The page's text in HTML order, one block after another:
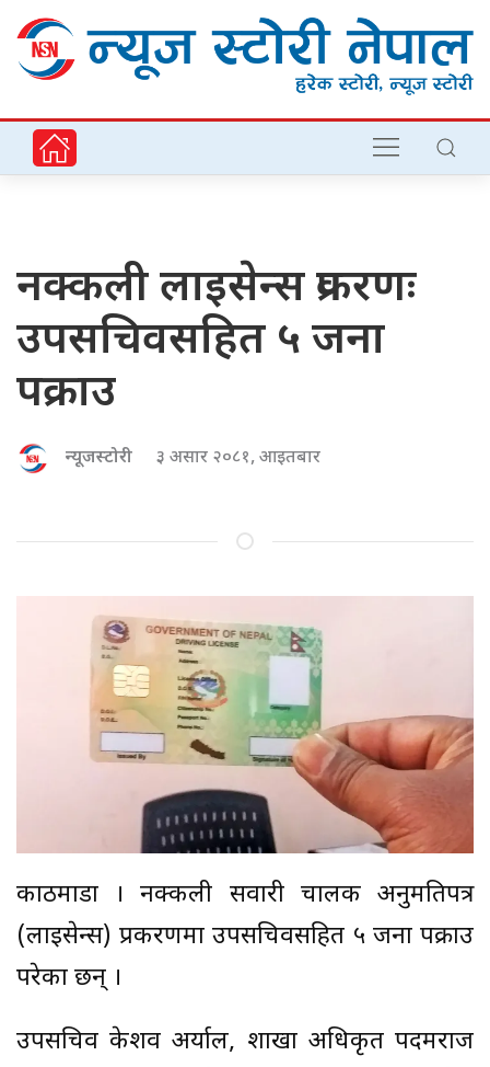
नक्कली लाइसेन्स प्रकरणः
उपसचिवसहित ५ जना
पक्राउ
न्यूजस्टोरी ३ असार २०८१, आइतबार
काठमाडौं । नक्कली सवारी चालक अनुमतिपत्र
(लाइसेन्स) प्रकरणमा उपसचिवसहित ५ जना पक्राउ
परेका छन् ।
उपसचिव केशव अर्याल, शाखा अधिकृत पदमराज